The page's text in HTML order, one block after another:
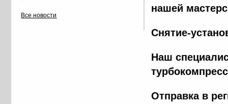
нашей
Снятие-
Наш
Отправка в
Все новости